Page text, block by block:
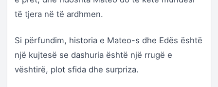
të tjera në të ardhmen.
Si përfundim, historia e Mateo-s dhe Edës është
një kujtesë se dashuria është një rrugë e
vështirë, plot sfida dhe surpriza.